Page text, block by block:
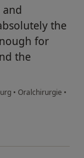
the
for
the
• Oralchirurgie •